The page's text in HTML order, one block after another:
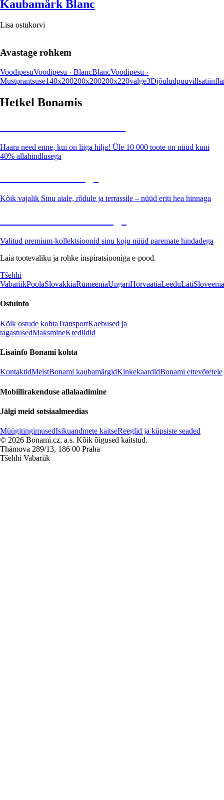
Kaubamärk Blanc
Lisa ostukorvi
Avastage rohkem
VoodipesuVoodipesu · BlancBlancVoodipesu ·
Mustprantsuse140x200200x200200x220valge3Djõuludpuuvillsatiin
Hetkel Bonamis
Haara need enne, kui on liiga hilja! Üle 10 000 toote on nüüd kuni
40% allahindlusega
Kõik vajalik Sinu aiale, rõdule ja terrassile – nüüd eriti hea hinnaga
Valitud premium-kollektsioonid sinu koju nüüd paremate hindadega
Laia tootevaliku ja rohke inspiratsiooniga e-pood.
Tšehhi
VabariikPoolaSlovakkiaRumeeniaUngariHorvaatiaLeeduLätiSloveenia
Ostuinfo
Kõik ostude kohtaTransportKaebused ja
tagastusedMaksmineKrediidid
Lisainfo Bonami kohta
KontaktidMeistBonami kaubamärgidKinkekaardidBonami ettevõtetele
Mobiilirakenduse allalaadimine
Jälgi meid sotsiaalmeedias
MüügitingimusedIsikuandmete kaitseReeglid ja küpsiste seaded
© 2026 Bonami.cz, a.s. Kõik õigused kaitstud.
Thámova 289/13, 186 00 Praha
Tšehhi Vabariik